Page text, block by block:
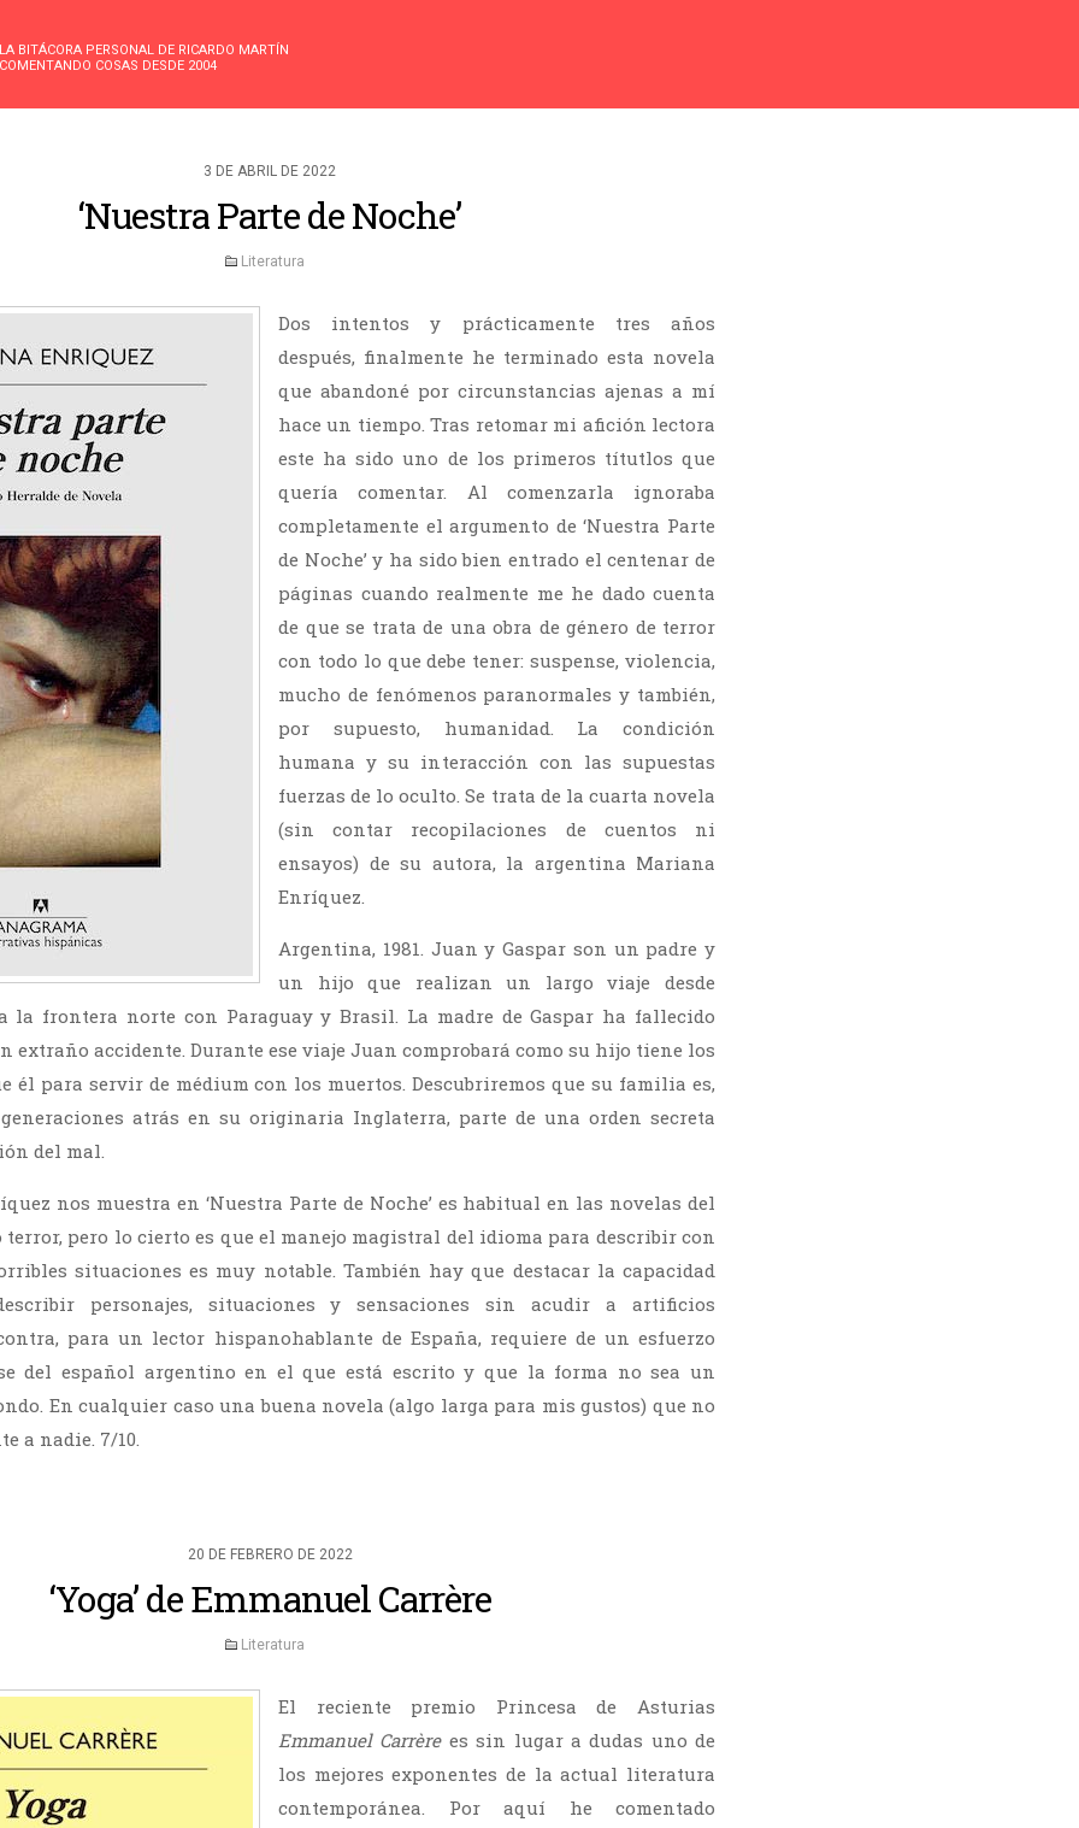
LA BITÁCORA PERSONAL DE RICARDO MARTÍN
COMENTANDO COSAS DESDE 2004
3 DE ABRIL DE 2022
‘Nuestra Parte de Noche’
Literatura
Dos intentos y prácticamente tres años
después, finalmente he terminado esta novela
que abandoné por circunstancias ajenas a mí
hace un tiempo. Tras retomar mi afición lectora
este ha sido uno de los primeros títutlos que
quería comentar. Al comenzarla ignoraba
completamente el argumento de ‘Nuestra Parte
de Noche’ y ha sido bien entrado el centenar de
páginas cuando realmente me he dado cuenta
de que se trata de una obra de género de terror
con todo lo que debe tener: suspense, violencia,
mucho de fenómenos paranormales y también,
por supuesto, humanidad. La condición
humana y su interacción con las supuestas
fuerzas de lo oculto. Se trata de la cuarta novela
(sin contar recopilaciones de cuentos ni
ensayos) de su autora, la argentina Mariana
Enríquez.
Argentina, 1981. Juan y Gaspar son un padre y
un hijo que realizan un largo viaje desde
la frontera norte con Paraguay y Brasil. La madre de Gaspar ha fallecido
extraño accidente. Durante ese viaje Juan comprobará como su hijo tiene los
él para servir de médium con los muertos. Descubriremos que su familia es,
atrás en su originaria Inglaterra, parte de una orden secreta
del mal.
nos muestra en ‘Nuestra Parte de Noche’ es habitual en las novelas del
pero lo cierto es que el manejo magistral del idioma para describir con
situaciones es muy notable. También hay que destacar la capacidad
personajes, situaciones y sensaciones sin acudir a artificios
para un lector hispanohablante de España, requiere de un esfuerzo
del español argentino en el que está escrito y que la forma no sea un
En cualquier caso una buena novela (algo larga para mis gustos) que no
a nadie. 7/10.
20 DE FEBRERO DE 2022
‘Yoga’ de Emmanuel Carrère
Literatura
El reciente premio Princesa de Asturias
Emmanuel Carrèrees sin lugar a dudas uno de
los mejores exponentes de la actual literatura
contemporánea. Por aquí he comentado